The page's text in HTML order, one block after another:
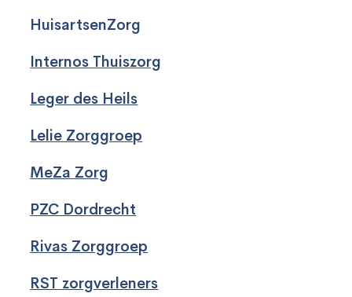
HuisartsenZorg
Internos Thuiszorg
Leger des Heils
Lelie Zorggroep
MeZa Zorg
PZC Dordrecht
Rivas Zorggroep
RST zorgverleners